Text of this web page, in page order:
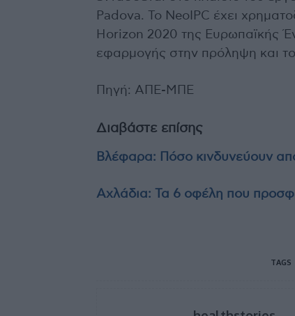
Padova. Το NeoIPC έχει
Horizon 2020 της Ευρωπαϊκής
εφαρμογής στην πρόληψη και
Πηγή: ΑΠΕ-ΜΠΕ
Διαβάστε επίσης
Βλέφαρα: Πόσο κινδυνεύουν
Αχλάδια: Τα 6 οφέλη που
TAGS